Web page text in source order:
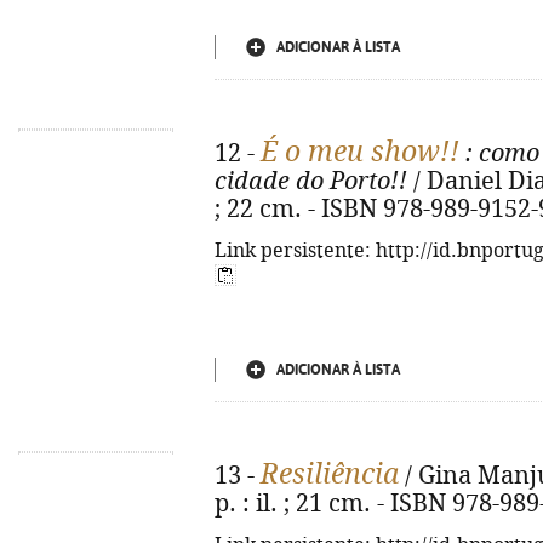
ADICIONAR À LISTA
12 -É o meu show!! :
cidade do Porto!! / Daniel
; 22 cm. - ISBN 978-989-
Link persistente: http://
ADICIONAR À LISTA
13 -Resiliência / Gina
p. : il. ; 21 cm. - ISBN 978-